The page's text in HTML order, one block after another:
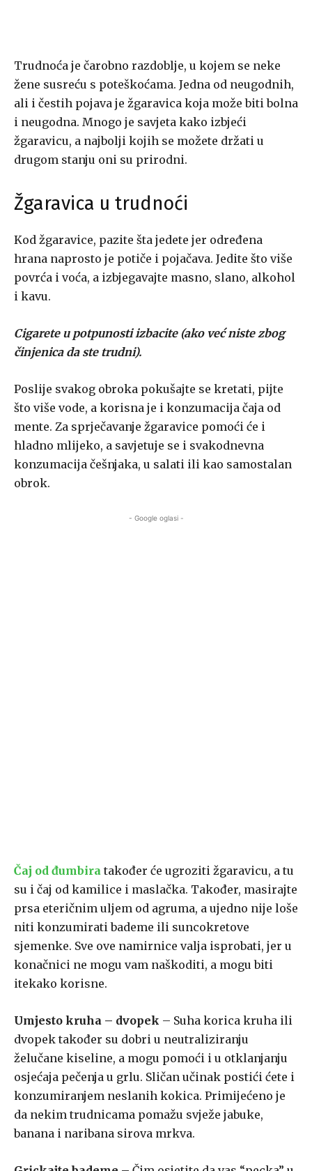
Trudnoća je čarobno razdoblje, u kojem se neke
žene susreću s poteškoćama. Jedna od neugodnih,
ali i čestih pojava je žgaravica koja može biti bolna
i neugodna. Mnogo je savjeta kako izbjeći
žgaravicu, a najbolji kojih se možete držati u
drugom stanju oni su prirodni.
Žgaravica u trudnoći
Kod žgaravice, pazite šta jedete jer određena
hrana naprosto je potiče i pojačava. Jedite što više
povrća i voća, a izbjegavajte masno, slano, alkohol
i kavu.
Cigarete u potpunosti izbacite (ako već niste zbog
činjenica da ste trudni).
Poslije svakog obroka pokušajte se kretati, pijte
što više vode, a korisna je i konzumacija čaja od
mente. Za sprječavanje žgaravice pomoći će i
hladno mlijeko, a savjetuje se i svakodnevna
konzumacija češnjaka, u salati ili kao samostalan
obrok.
- Google oglasi -
Čaj od đumbira također će ugroziti žgaravicu, a tu
su i čaj od kamilice i maslačka. Također, masirajte
prsa eteričnim uljem od agruma, a ujedno nije loše
niti konzumirati bademe ili suncokretove
sjemenke. Sve ove namirnice valja isprobati, jer u
konačnici ne mogu vam naškoditi, a mogu biti
itekako korisne.
Umjesto kruha – dvopek – Suha korica kruha ili
dvopek također su dobri u neutraliziranju
želučane kiseline, a mogu pomoći i u otklanjanju
osjećaja pečenja u grlu. Sličan učinak postići ćete i
konzumiranjem neslanih kokica. Primijećeno je
da nekim trudnicama pomažu svježe jabuke,
banana i naribana sirova mrkva.